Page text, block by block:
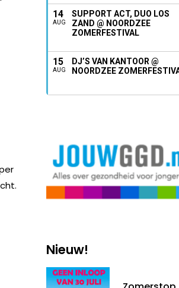
14
AUG
SUPPORT ACT, DUO LOS
ZAND @ NOORDZEE
ZOMERFESTIVAL
15
AUG
DJ’S VAN KANTOOR @
NOORDZEE
Nieuw!